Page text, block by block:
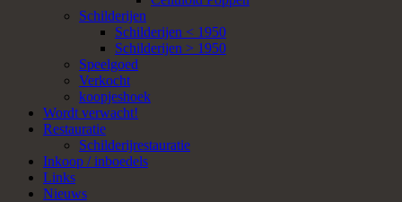
Schilderijen
Schilderijen < 1950
Schilderijen > 1950
Speelgoed
Verkocht
koopjeshoek
Wordt verwacht!
Restauratie
Schilderijrestauratie
Inkoop / inboedels
Links
Nieuws